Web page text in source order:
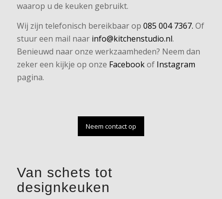
Van schets tot
designkeuken
waarop u de keuken gebruikt.
Wij zijn telefonisch bereikbaar op 085 004 7367. Of
stuur een mail naar info@kitchenstudio.nl.
Benieuwd naar onze werkzaamheden? Neem dan
zeker een kijkje op onze Facebookof Instagram
pagina.
Neem contact op